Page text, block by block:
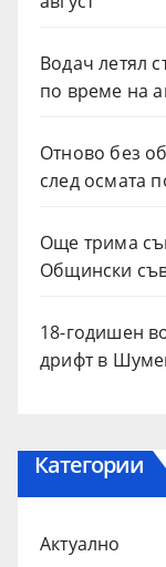
Водач летял
по време на
Отново без
след осмата
Още трима
Общински
18-годишен
дрифт в
Категории
Актуално